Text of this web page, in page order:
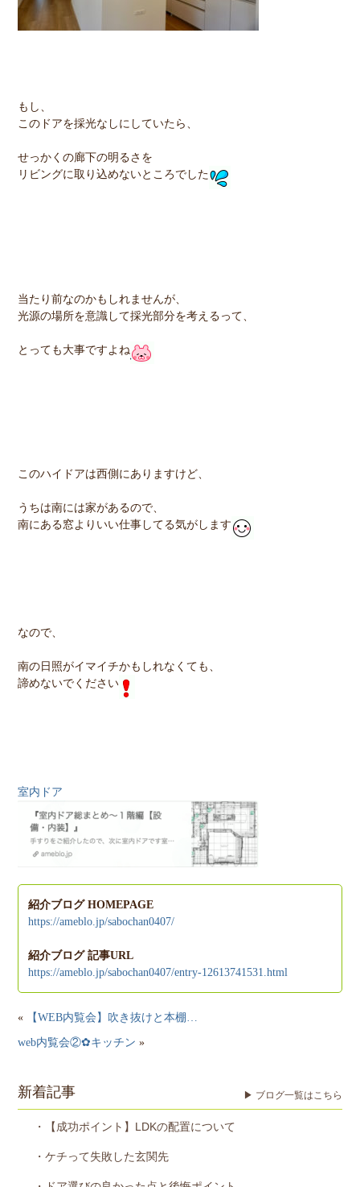
もし、
このドアを採光なしにしていたら、
せっかくの廊下の明るさを
リビングに取り込めないところでした
当たり前なのかもしれませんが、
光源の場所を意識して採光部分を考えるって、
とっても大事ですよね
このハイドアは西側にありますけど、
うちは南には家があるので、
南にある窓よりいい仕事してる気がします
なので、
南の日照がイマイチかもしれなくても、
諦めないでください
室内ドア
紹介ブログ HOMEPAGE
https://ameblo.jp/sabochan0407/
紹介ブログ 記事URL
https://ameblo.jp/sabochan0407/entry-12613741531.html
« 【WEB内覧会】吹き抜けと本棚…
web内覧会②✿︎キッチン »
新着記事 ▶ ブログ一覧はこちら
・【成功ポイント】LDKの配置について
・ケチって失敗した玄関先